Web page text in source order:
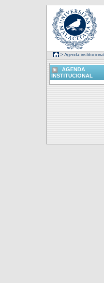
> Agenda institucional
AGENDA
INSTITUCIONAL